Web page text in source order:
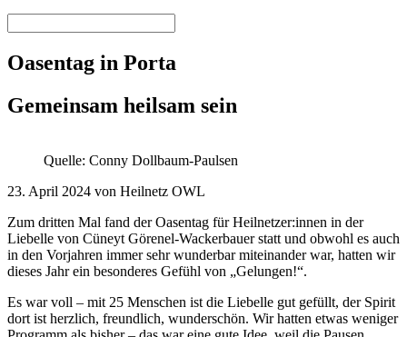
Oasentag in Porta
Gemeinsam heilsam sein
Quelle: Conny Dollbaum-Paulsen
23. April 2024 von Heilnetz OWL
Zum dritten Mal fand der Oasentag für Heilnetzer:innen in der
Liebelle von Cüneyt Görenel-Wackerbauer statt und obwohl es auch
in den Vorjahren immer sehr wunderbar miteinander war, hatten wir
dieses Jahr ein besonderes Gefühl von „Gelungen!“.
Es war voll – mit 25 Menschen ist die Liebelle gut gefüllt, der Spirit
dort ist herzlich, freundlich, wunderschön. Wir hatten etwas weniger